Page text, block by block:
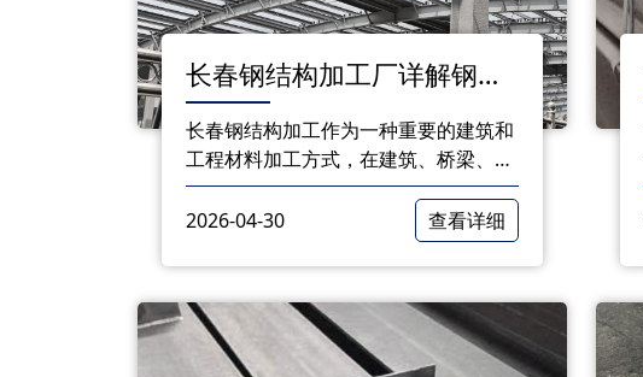
长春钢结构加工厂详解钢结
构加工服务类型
长春​钢结构加工作为一种重要的建筑和
工程材料加工方式，在建筑、桥梁、工
业设备等领域有着广泛的应用。长春钢
结构加工厂凭借丰富的经验和精湛的工
艺，为广大客户提供多种类型的钢结构
加工服务。
2026-04-30 查看详细